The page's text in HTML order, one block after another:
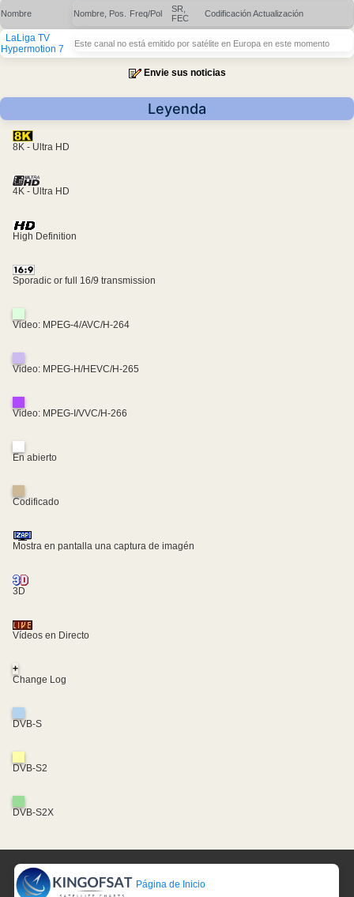
Nombre Nombre, Pos. Freq/Pol
SR,
FEC
CodificaciónActualización
LaLiga TV
Hypermotion 7
Este canal no está emitido por satélite en Europa en este momento
Envie sus noticias
Leyenda
8K - Ultra HD
4K - Ultra HD
High Definition
Sporadic or full 16/9 transmission
Video: MPEG-4/AVC/H-264
Video: MPEG-H/HEVC/H-265
Video: MPEG-I/VVC/H-266
En abierto
Codificado
Mostra en pantalla una captura de imagén
3D
Vídeos en Directo
+
Change Log
DVB-S
DVB-S2
DVB-S2X
Página de Inicio